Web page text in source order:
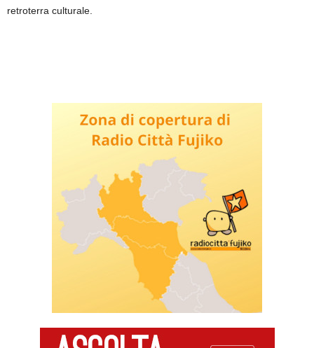
retroterra culturale.